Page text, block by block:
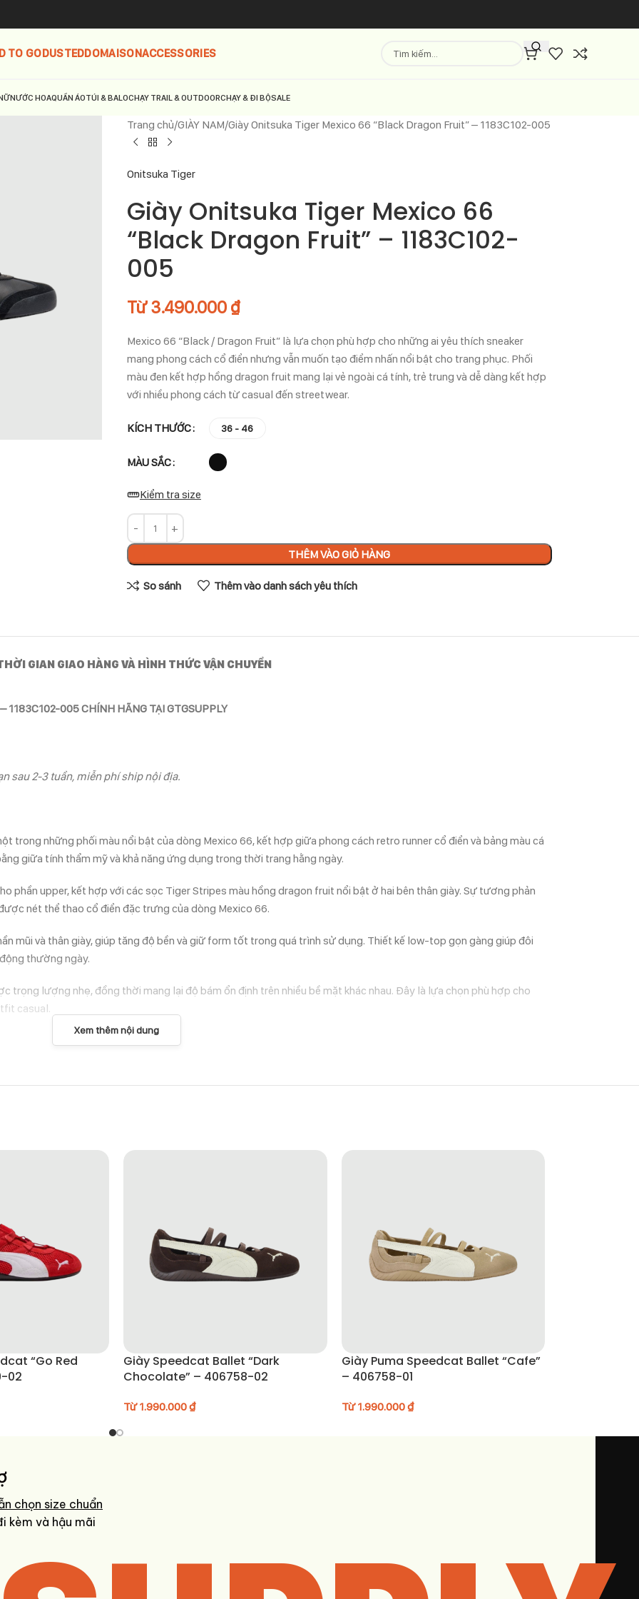
TO GODUSTEDDOMAISONACCESSORIES
NƯỚC HOAQUẦN ÁOTÚI & BALOCHẠY TRAIL & OUTDOORCHẠY & ĐI BỘSALE
Trang chủ GIÀY NAM Giày Onitsuka Tiger Mexico 66 “Black Dragon Fruit” – 1183C102-005
Onitsuka Tiger
Giày Onitsuka Tiger Mexico 66
“Black Dragon Fruit” – 1183C102-
005
Từ3.490.000 ₫
Mexico 66 “Black / Dragon Fruit” là lựa chọn phù hợp cho những ai yêu thích sneaker
mang phong cách cổ điển nhưng vẫn muốn tạo điểm nhấn nổi bật cho trang phục. Phối
màu đen kết hợp hồng dragon fruit mang lại vẻ ngoài cá tính, trẻ trung và dễ dàng kết hợp
với nhiều phong cách từ casual đến streetwear.
KÍCH THƯỚC 36 - 46
MÀU SẮC
Kiểm tra size
THÊM VÀO GIỎ HÀNG
So sánh Thêm vào danh sách yêu thích
GIAN GIAO HÀNG VÀ HÌNH THỨC VẬN CHUYỂN
1183C102-005 CHÍNH HÃNG TẠI GTGSUPPLY
sau 2-3 tuần, miễn phí ship nội địa.
trong những phối màu nổi bật của dòng Mexico 66, kết hợp giữa phong cách retro runner cổ điển và bảng màu cá
giữa tính thẩm mỹ và khả năng ứng dụng trong thời trang hằng ngày.
phần upper, kết hợp với các sọc Tiger Stripes màu hồng dragon fruit nổi bật ở hai bên thân giày. Sự tương phản
nét thể thao cổ điển đặc trưng của dòng Mexico 66.
mũi và thân giày, giúp tăng độ bền và giữ form tốt trong quá trình sử dụng. Thiết kế low-top gọn gàng giúp đôi
thường ngày.
trọng lượng nhẹ, đồng thời mang lại độ bám ổn định trên nhiều bề mặt khác nhau. Đây là lựa chọn phù hợp cho
casual.
hợp với nhiều phong cách từ casual đến streetwear.
Xem thêm nội dung
“Go Red
02
Giày Speedcat Ballet “Dark
Chocolate” – 406758-02
Từ1.990.000₫
Giày Puma Speedcat Ballet “Cafe”
– 406758-01
Từ1.990.000₫
chọn size chuẩn
kèm và hậu mãi